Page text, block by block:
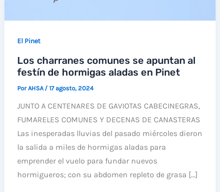
El Pinet
Los charranes comunes se apuntan al
festín de hormigas aladas en Pinet
PorAHSA / 17 agosto, 2024
JUNTO A CENTENARES DE GAVIOTAS CABECINEGRAS,
FUMARELES COMUNES Y DECENAS DE CANASTERAS
Las inesperadas lluvias del pasado miércoles dieron
la salida a miles de hormigas aladas para
emprender el vuelo para fundar nuevos
hormigueros; con su abdomen repleto de grasa […]